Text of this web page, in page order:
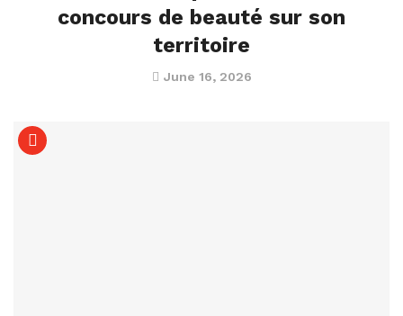
concours de beauté sur son
territoire
June 16, 2026